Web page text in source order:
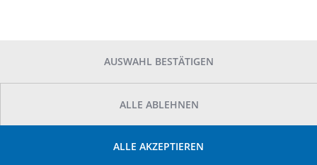
Prod.-/Lagerfläche
AUSWAHL BESTÄTIGEN
ALLE ABLEHNEN
ALLE AKZEPTIEREN